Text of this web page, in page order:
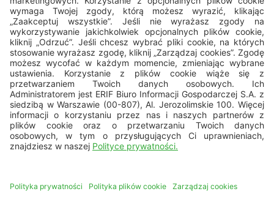
pon. - pt.: 8.00 - 16.00
bok@erif.pl